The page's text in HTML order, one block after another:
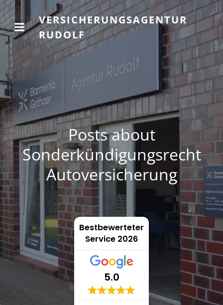
VERSICHERUNGSAGENTUR
RUDOLF
Posts about
Sonderkündigungsrecht
Autoversicherung
Bestbewerteter
Service 2026
5.0